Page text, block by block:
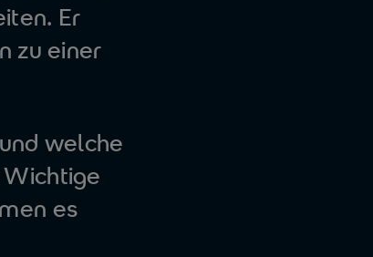
Er
zu einer
welche
es